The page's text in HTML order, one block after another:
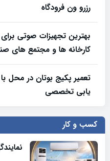
رزرو ون فرودگاه
بهترین تجهیزات صوتی برای
کارخانه‌ ها و مجتمع‌ های
تعمیر پکیج بوتان در محل
یابی تخصصی
کسب و کار